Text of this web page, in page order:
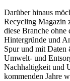
Darüber hinaus
Recycling Magazin
diese Branche
Hintergründe und
Spur und mit Daten
Umwelt- und
Nachhaltigkeit und
kommenden Jahre